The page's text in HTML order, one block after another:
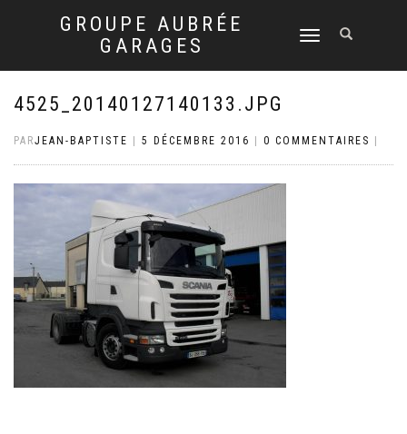
GROUPE AUBRÉE
GARAGES
DÉPLIER
NAVIGATION
4525_20140127140133.JPG
PARJEAN-BAPTISTE 5 DÉCEMBRE 2016 0 COMMENTAIRES